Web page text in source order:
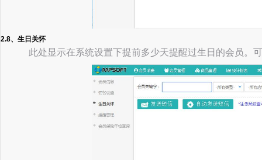
2.8、生日关怀
此处显示在系统设置下提前多少天提醒过生日的会员。